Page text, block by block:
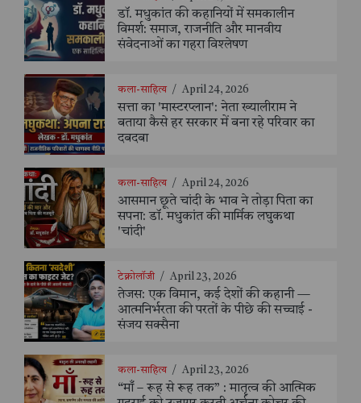
डॉ. मधुकांत की कहानियों में समकालीन
विमर्श: समाज, राजनीति और मानवीय
संवेदनाओं का गहरा विश्लेषण
कला-साहित्य / April 24, 2026
सत्ता का 'मास्टरप्लान': नेता ख्यालीराम ने
बताया कैसे हर सरकार में बना रहे परिवार का
दबदबा
कला-साहित्य / April 24, 2026
आसमान छूते चांदी के भाव ने तोड़ा पिता का
सपना: डॉ. मधुकांत की मार्मिक लघुकथा
'चांदी'
टेक्नोलॉजी / April 23, 2026
तेजस: एक विमान, कई देशों की कहानी —
आत्मनिर्भरता की परतों के पीछे की सच्चाई -
संजय सक्सैना
कला-साहित्य / April 23, 2026
“माँ – रूह से रूह तक” : मातृत्व की आत्मिक